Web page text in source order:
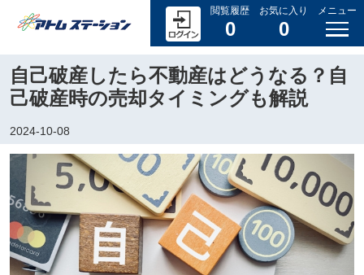
閲覧履歴
0
お気に入り
0
メニュー
自己破産したら不動産はどうなる？自
己破産時の売却タイミングも解説
2024-10-08